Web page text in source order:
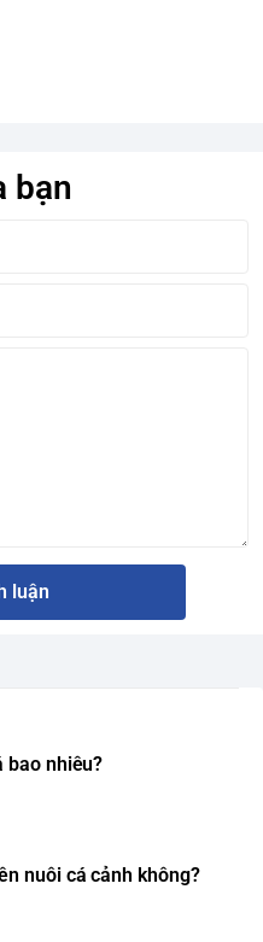
bạn
luận
bao nhiêu?
nuôi cá cảnh không?